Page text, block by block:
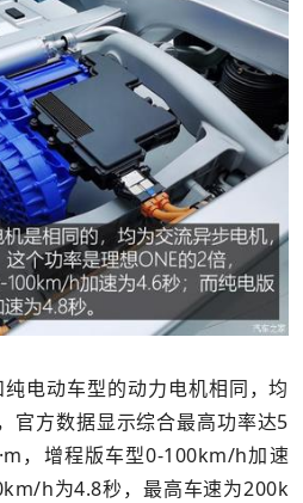
电动车型的动力电机相同，均
官方数据显示综合最高功率达5
，增程版车型0-100km/h加速
h为4.8秒，最高车速为200k